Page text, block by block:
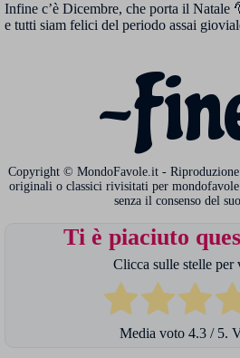
Infine c’è Dicembre, che porta il Natale
e tutti siam felici del periodo assai
Copyright © MondoFavole.it -
originali o classici rivisitati per
senza il consenso del
Ti è piaciuto
Clicca sulle stelle per
Media voto4.3 / 5.